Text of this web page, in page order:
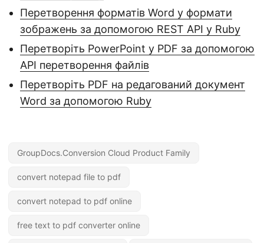
Перетворення форматів Word у формати
зображень за допомогою REST API у Ruby
Перетворіть PowerPoint у PDF за допомогою
API перетворення файлів
Перетворіть PDF на редагований документ
Word за допомогою Ruby
GroupDocs.Conversion Cloud Product Family
convert notepad file to pdf
convert notepad to pdf online
free text to pdf converter online